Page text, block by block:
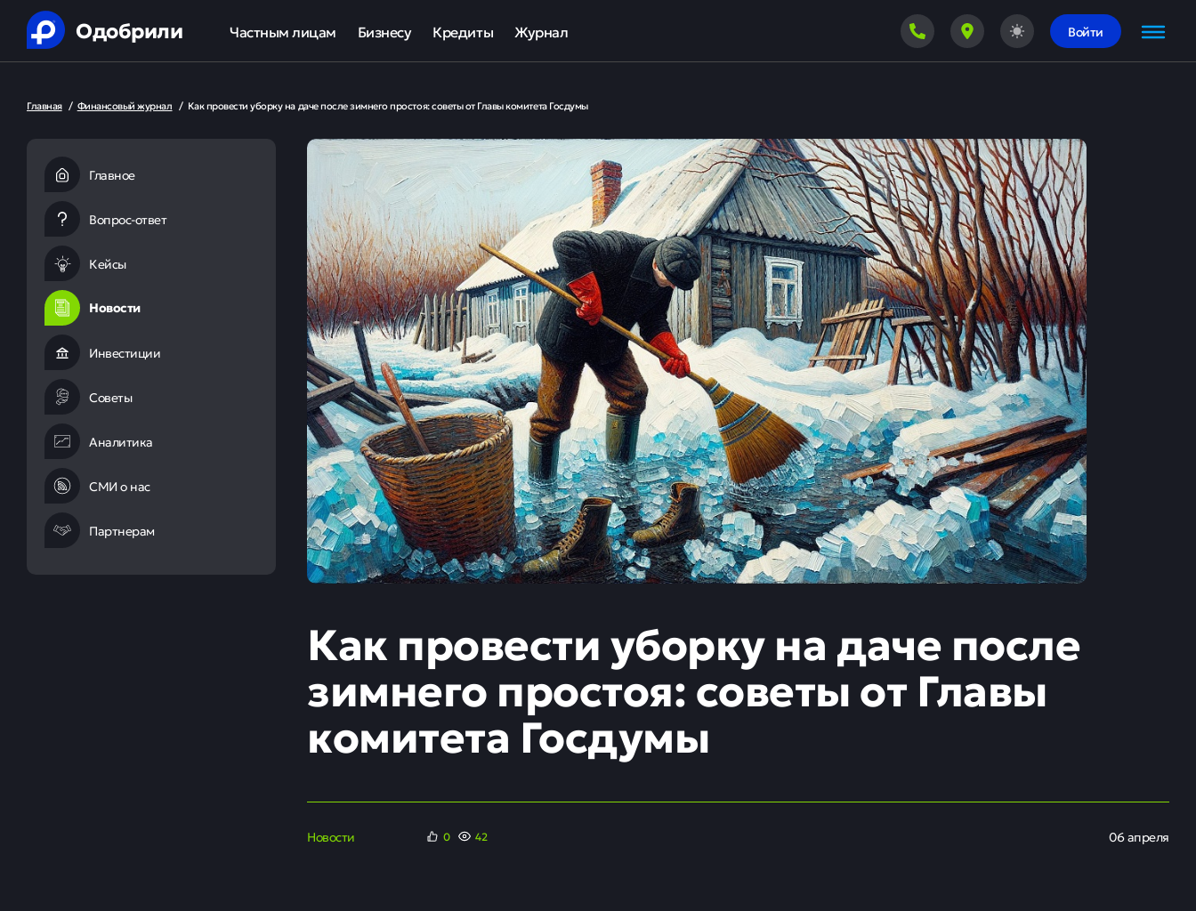
Одобрили Частным лицам
Рефинансирование кредитов
Ипотека
Юридическая защита от коллекторов и кредиторов
Анализ кредитной истории
Бизнесу
Оборотный кредит
Льготные программы кредитования для бизнеса
Кредиты
Рефинансирование кредитов
Кредит на карту
Кредиты под залог авто
Кредиты под залог недвижимости
Кредиты с плохой КИ
Кредиты без справок
Журнал Войти
Главная / Финансовый журнал / Как провести уборку на даче после зимнего простоя: советы от Главы комитета Госдумы
Главное
Вопрос-ответ
Кейсы
Новости
Инвестиции
Советы
Аналитика
СМИ о нас
Партнерам
Как провести уборку на даче после
зимнего простоя: советы от Главы
комитета Госдумы
Новости 0 42 06 апреля